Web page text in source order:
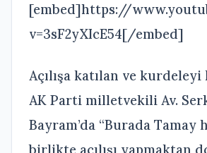
[embed]https://
v=3sF2yXIcE54[/embed]
Açılışa katılan ve kurdeleyi
AK Parti milletvekili Av.
Bayram’da “Burada Tamay